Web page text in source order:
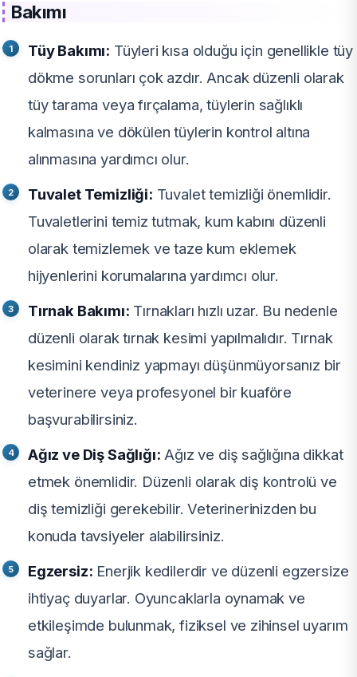
Bakımı
Tüy Bakımı: Tüyleri kısa olduğu için genellikle tüy
dökme sorunları çok azdır. Ancak düzenli olarak
tüy tarama veya fırçalama, tüylerin sağlıklı
kalmasına ve dökülen tüylerin kontrol altına
alınmasına yardımcı olur.
Tuvalet Temizliği: Tuvalet temizliği önemlidir.
Tuvaletlerini temiz tutmak, kum kabını düzenli
olarak temizlemek ve taze kum eklemek
hijyenlerini korumalarına yardımcı olur.
Tırnak Bakımı: Tırnakları hızlı uzar. Bu nedenle
düzenli olarak tırnak kesimi yapılmalıdır. Tırnak
kesimini kendiniz yapmayı düşünmüyorsanız bir
veterinere veya profesyonel bir kuaföre
başvurabilirsiniz.
Ağız ve Diş Sağlığı: Ağız ve diş sağlığına dikkat
etmek önemlidir. Düzenli olarak diş kontrolü ve
diş temizliği gerekebilir. Veterinerinizden bu
konuda tavsiyeler alabilirsiniz.
Egzersiz: Enerjik kedilerdir ve düzenli egzersize
ihtiyaç duyarlar. Oyuncaklarla oynamak ve
etkileşimde bulunmak, fiziksel ve zihinsel uyarım
sağlar.